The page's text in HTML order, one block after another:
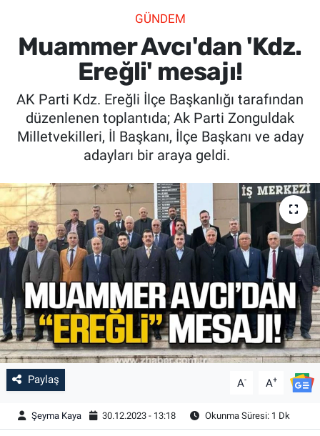
GÜNDEM
Muammer Avcı'dan 'Kdz.
Ereğli' mesajı!
AK Parti Kdz. Ereğli İlçe Başkanlığı tarafından
düzenlenen toplantıda; Ak Parti Zonguldak
Milletvekilleri, İl Başkanı, İlçe Başkanı ve aday
adayları bir araya geldi.
Paylaş A- A+
Şeyma Kaya 30.12.2023 - 13:18 Okunma Süresi: 1 Dk
SAĞLIK